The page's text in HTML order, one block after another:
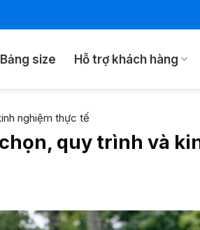
Bảng size Hỗ trợ khách hàng
nghiệm thực tế
quy trình và